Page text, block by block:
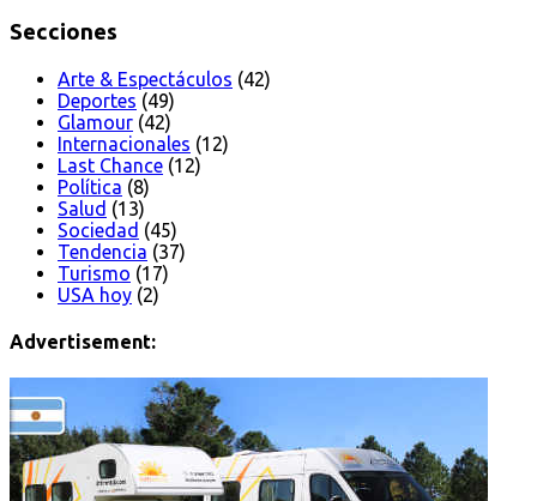
Secciones
Arte & Espectáculos (42)
Deportes (49)
Glamour (42)
Internacionales (12)
Last Chance (12)
Política (8)
Salud (13)
Sociedad (45)
Tendencia (37)
Turismo (17)
USA hoy (2)
Advertisement: